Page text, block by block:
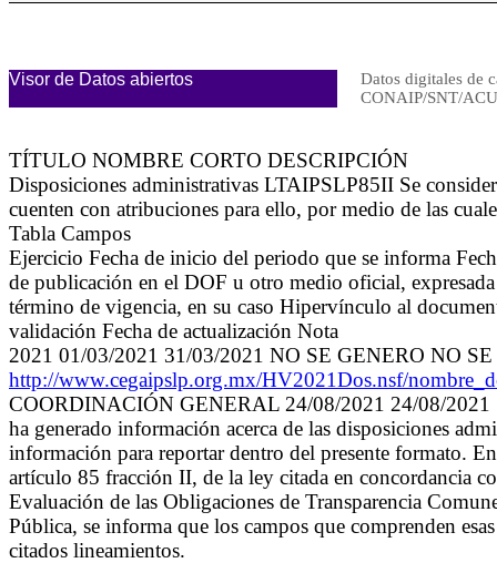
Visor de Datos abiertos
Datos digitales de
CONAIP/SNT/
TÍTULO NOMBRE CORTO DESCRIPCIÓN
Disposiciones administrativas LTAIPSLP85II Se
cuenten con atribuciones para ello, por medio de las
Tabla Campos
Ejercicio Fecha de inicio del periodo que se informa
de publicación en el DOF u otro medio oficial,
término de vigencia, en su caso Hipervínculo al
validación Fecha de actualización Nota
2021 01/03/2021 31/03/2021 NO SE GENERO NO
http://www.cegaipslp.org.mx/HV2021Dos.nsf/
COORDINACIÓN GENERAL 24/08/2021 24/08/2021
ha generado información acerca de las disposiciones
información para reportar dentro del presente formato.
artículo 85 fracción II, de la ley citada en concordancia
Evaluación de las Obligaciones de Transparencia
Pública, se informa que los campos que comprenden
citados lineamientos.